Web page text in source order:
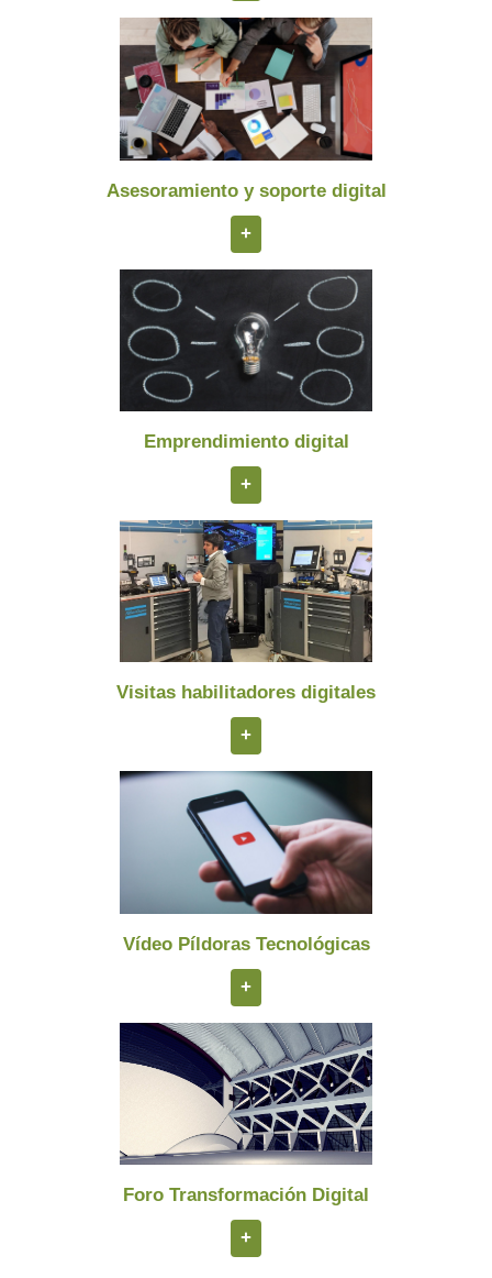
Asesoramiento y soporte digital
+
Emprendimiento digital
+
Visitas habilitadores digitales
+
Vídeo Píldoras Tecnológicas
+
Foro Transformación Digital
+